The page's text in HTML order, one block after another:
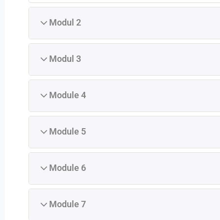
Modul 2
Modul 3
Module 4
Module 5
Module 6
Module 7